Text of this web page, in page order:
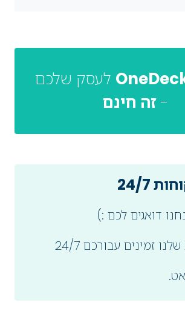
לעסק שלכם
-זה חינם
24/7
דואגים לכם :)
נציגי השירות שלנו זמינים עבורכם 24/7